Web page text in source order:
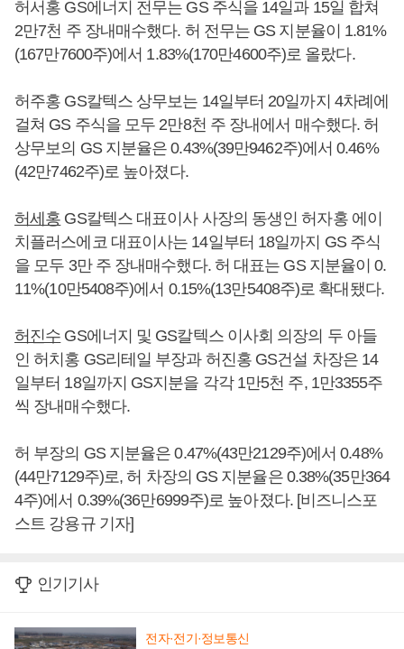
허서홍 GS에너지 전무는 GS 주식을 14일과 15일 합쳐
2만7천 주 장내매수했다. 허 전무는 GS 지분율이 1.81%
(167만7600주)에서 1.83%(170만4600주)로 올랐다.
허주홍 GS칼텍스 상무보는 14일부터 20일까지 4차례에
걸쳐 GS 주식을 모두 2만8천 주 장내에서 매수했다. 허
상무보의 GS 지분율은 0.43%(39만9462주)에서 0.46%
(42만7462주)로 높아졌다.
허세홍 GS칼텍스 대표이사 사장의 동생인 허자홍 에이
치플러스에코 대표이사는 14일부터 18일까지 GS 주식
을 모두 3만 주 장내매수했다. 허 대표는 GS 지분율이 0.
11%(10만5408주)에서 0.15%(13만5408주)로 확대됐다.
허진수 GS에너지 및 GS칼텍스 이사회 의장의 두 아들
인 허치홍 GS리테일 부장과 허진홍 GS건설 차장은 14
일부터 18일까지 GS지분을 각각 1만5천 주, 1만3355주
씩 장내매수했다.
허 부장의 GS 지분율은 0.47%(43만2129주)에서 0.48%
(44만7129주)로, 허 차장의 GS 지분율은 0.38%(35만364
4주)에서 0.39%(36만6999주)로 높아졌다. [비즈니스포
스트 강용규 기자]
인기기사
전자·전기·정보통신